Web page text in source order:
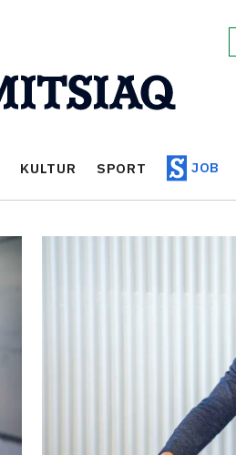
KULTUR SPORT JOB